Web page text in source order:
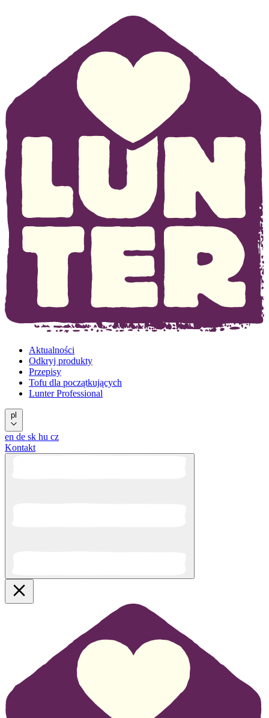
Aktualności
Odkryj produkty
Przepisy
Tofu dla początkujących
Lunter Professional
pl
en de sk hu cz
Kontakt